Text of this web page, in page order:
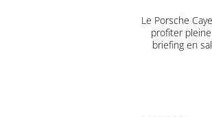
Le Porsche
profiter
briefing en